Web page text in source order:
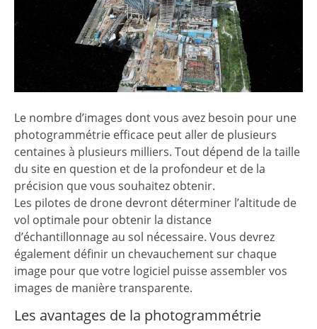
Le nombre d’images dont vous avez besoin pour une
photogrammétrie efficace peut aller de plusieurs
centaines à plusieurs milliers. Tout dépend de la taille
du site en question et de la profondeur et de la
précision que vous souhaitez obtenir.
Les pilotes de drone devront déterminer l’altitude de
vol optimale pour obtenir la distance
d’échantillonnage au sol nécessaire. Vous devrez
également définir un chevauchement sur chaque
image pour que votre logiciel puisse assembler vos
images de manière transparente.
Les avantages de la photogrammétrie